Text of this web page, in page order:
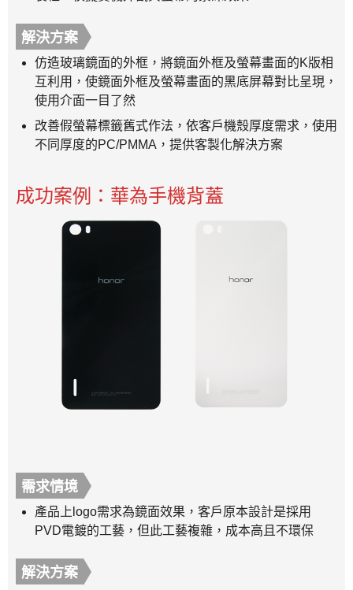
解決方案
仿造玻璃鏡面的外框，將鏡面外框及螢幕畫面的K版相
互利用，使鏡面外框及螢幕畫面的黑底屏幕對比呈現，
使用介面一目了然
改善假螢幕標籤舊式作法，依客戶機殼厚度需求，使用
不同厚度的PC/PMMA，提供客製化解決方案
成功案例：華為手機背蓋
需求情境
產品上logo需求為鏡面效果，客戶原本設計是採用
PVD電鍍的工藝，但此工藝複雜，成本高且不環保
解決方案